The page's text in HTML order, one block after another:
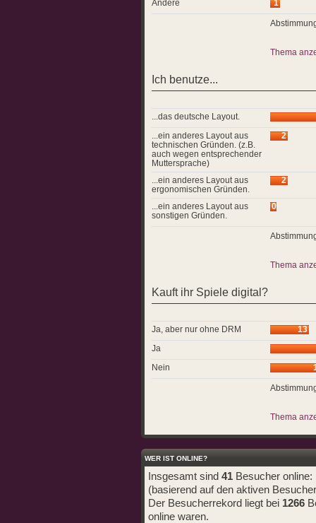
Andere
1
Thema
Ich benutze...
...das deutsche Layout.
...ein anderes Layout aus
technischen Gründen. (z.B.
auch wegen entsprechender
Muttersprache)
2
...ein anderes Layout aus
ergonomischen Gründen.
2
...ein anderes Layout aus
sonstigen Gründen.
0
Thema
Kauft ihr Spiele digital?
Ja, aber nur ohne DRM
13
Ja
Nein
Thema
WER IST ONLINE?
Insgesamt sind 41 Besucher
(basierend auf den aktiven
Der Besucherrekord liegt bei 1266
online waren.